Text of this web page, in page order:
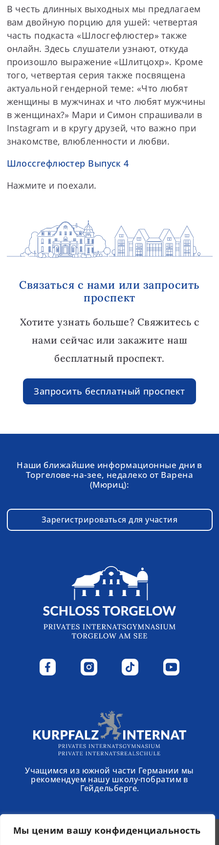
Мы ценим вашу конфиденциальность
В честь длинных выходных мы предлагаем
вам двойную порцию для ушей: четвертая
часть подкаста «Шлосгефлюстер» также
онлайн. Здесь слушатели узнают, откуда
произошло выражение «Шлитцохр». Кроме
того, четвертая серия также посвящена
актуальной гендерной теме: «Что любят
женщины в мужчинах и что любят мужчины
в женщинах?» Мари и Симон спрашивали в
Instagram и в кругу друзей, что важно при
знакомстве, влюбленности и любви.
Шлоссгефлюстер Выпуск 4
Нажмите и поехали.
Связаться с нами или запросить
проспект
Хотите узнать больше? Свяжитесь с
нами сейчас или закажите наш
бесплатный проспект.
Запросить бесплатный проспект
Наши ближайшие информационные дни в
Торгелове-на-зее, недалеко от Варена
(Мюриц):
Зарегистрироваться для участия
Учащимся из южной части Германии мы
рекомендуем нашу школу-побратим в
Гейдельберге.